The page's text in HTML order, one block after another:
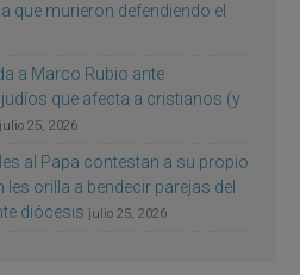
que murieron defendiendo el
a Marco Rubio ante
que afecta a cristianos (y
julio 25, 2026
al Papa contestan a su propio
orilla a bendecir parejas del
diócesis julio 25, 2026